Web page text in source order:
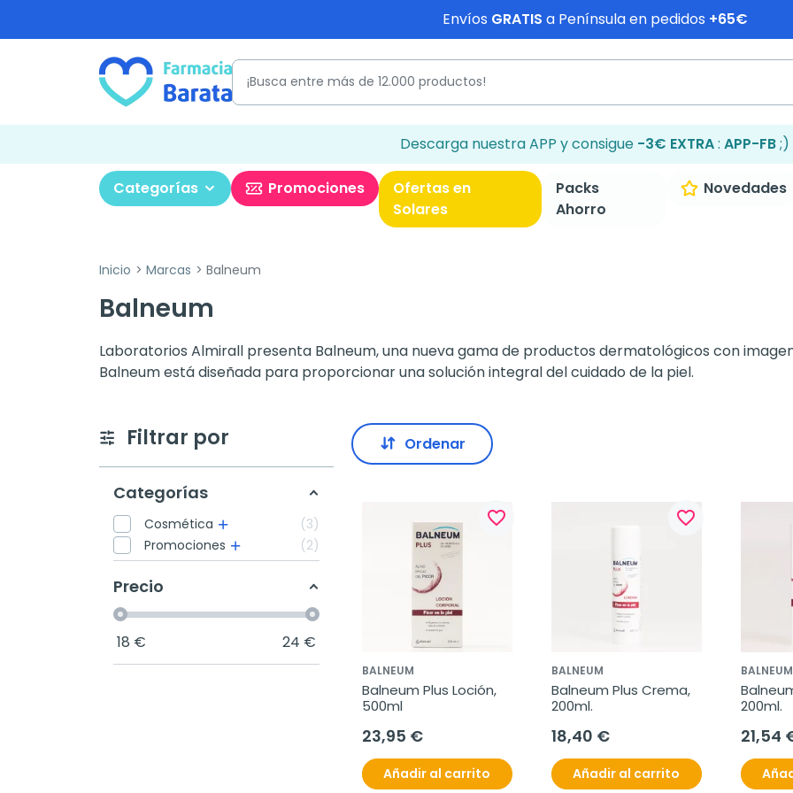
Envíos GRATIS a Península en pedidos +65€
Descarga nuestra APP y consigue -3€ EXTRA: APP-FB;)
Categorías Promociones
Ofertas en
Solares
Packs
Ahorro
Novedades
Inicio Marcas Balneum
Balneum
Laboratorios Almirall presenta Balneum, una nueva gama de productos dermatológicos con
Balneum está diseñada para proporcionar una solución integral del cuidado de la piel.
Filtrar por
Categorías
Cosmética
3
Promociones
2
Precio
18 € 24 €
Ordenar
favorite_border
BALNEUM
Balneum Plus Loción,
500ml
23,95 €
Añadir al carrito
favorite_border
BALNEUM
Balneum Plus Crema,
200ml.
18,40 €
Añadir al carrito
BALNEUM
200ml.
21,54